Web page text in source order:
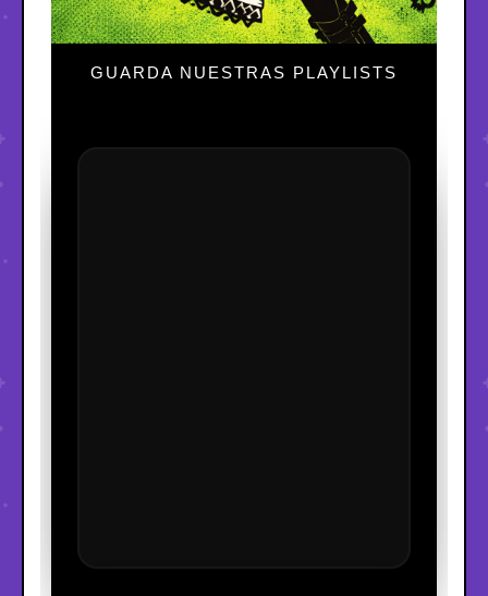
GUARDA NUESTRAS PLAYLISTS